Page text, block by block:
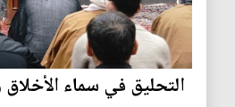
التحليق في سماء